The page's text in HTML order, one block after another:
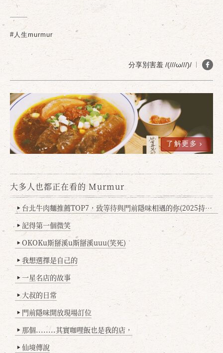
#人生murmur
分享別害羞 /(///ω///)/
了解更多
大多人也都正在看的 Murmur
▶ 台北牛肉麵推薦TOP7，致等待與門前隱味相遇的你(2025持續更新
▶ 記得第一個微笑
▶ OKOKu斯掰溪u斯掰溪uuu(笑死)
▶ 我想選擇是自己的
▶ 一星名店的故事
▶ 大叔的日常
▶ 門前隱味開放現場訂位
▶ 那個........其實咖哩飯也是我的店，
▶ 仙境傳說